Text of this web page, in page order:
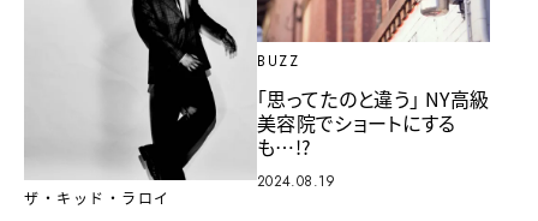
ザ・キッド・ラロイ
BUZZ
「思ってたのと違う」 NY高級
美容院でショートにする
も…!?
2024.08.19